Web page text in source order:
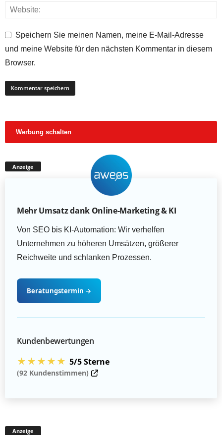
Speichern Sie meinen Namen, meine E-Mail-Adresse
und meine Website für den nächsten Kommentar in diesem
Browser.
Werbung schalten
Anzeige
Mehr Umsatz dank Online-Marketing & KI
Von SEO bis KI-Automation: Wir verhelfen
Unternehmen zu höheren Umsätzen, größerer
Reichweite und schlanken Prozessen.
Beratungstermin →
Kundenbewertungen
★★★★★ 5/5 Sterne
(92 Kundenstimmen)
Anzeige